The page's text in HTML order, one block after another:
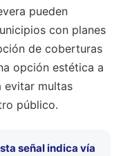
pueden
con planes
de coberturas
opción estética a
evitar multas
público.
señal indica vía